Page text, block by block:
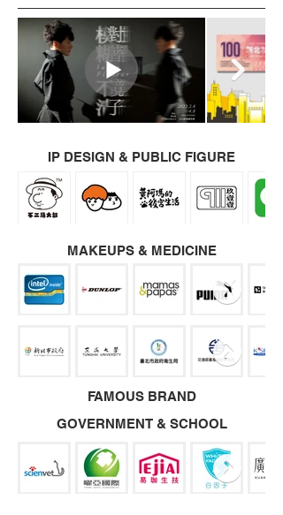
IP DESIGN & PUBLIC FIGURE
MAKEUPS & MEDICINE
FAMOUS BRAND
GOVERNMENT & SCHOOL